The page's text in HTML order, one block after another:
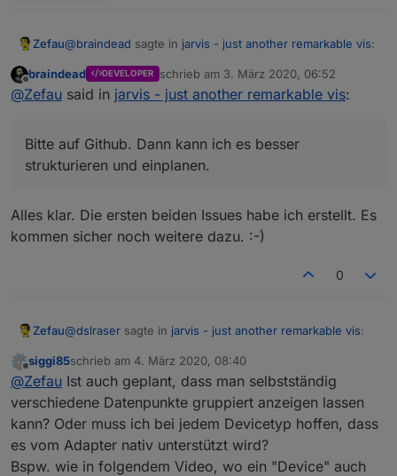
Beispiel: Statistiken (2columns )
Beispiel: Status (3columns, davon 2 leer)
Zefau@braindead sagte in jarvis - just another remarkable vis:
Möchtest Du solche Ideen hier im Forum oder
und einplanen.
Offline
braindead DEVELOPER schrieb am 3. März 2020, 06:52
zuletzt editiert von
@Zefau said in jarvis - just another remarkable vis:
Bitte auf Github. Dann kann ich es besser
strukturieren und einplanen.
Alles klar. Die ersten beiden Issues habe ich erstellt. Es
kommen sicher noch weitere dazu. :-)
0
Zefau@dslraser sagte in jarvis - just another remarkable vis:
genau daran scheitert es im Moment.
siehehttps://github.com/Zefau/ioBroker.jarvis/wiki
Dort ist nun ein sehr detailliertes Beispiel (meine vis)
Offline
siggi85schrieb am 4. März 2020, 08:40
zuletzt editiert von
@Zefau Ist auch geplant, dass man selbstständig
verschiedene Datenpunkte gruppiert anzeigen lassen
kann? Oder muss ich bei jedem Devicetyp hoffen, dass
es vom Adapter nativ unterstützt wird?
Bspw. wie in folgendem Video, wo ein "Device" auch